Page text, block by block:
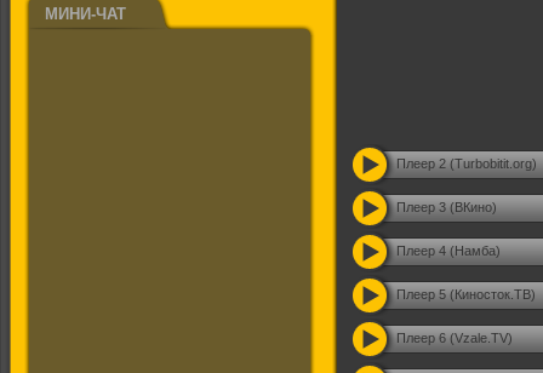
МИНИ-ЧАТ
Плеер 2 (Turbobitit.org)
Плеер 3 (ВКино)
Плеер 4 (Намба)
Плеер 5 (Киносток.ТВ)
Плеер 6 (Vzale.TV)